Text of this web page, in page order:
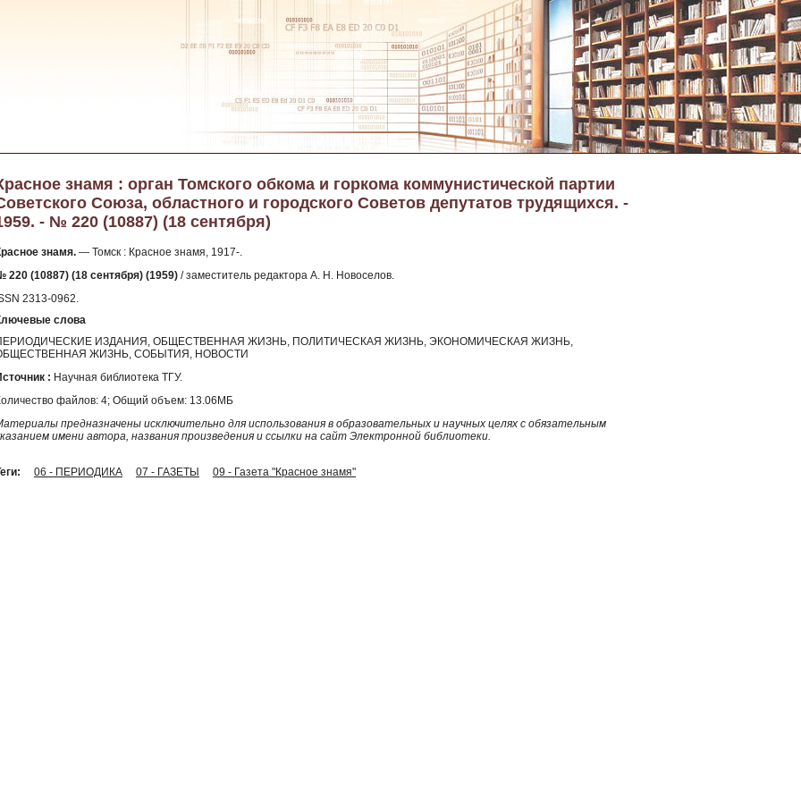
знамя : орган Томского обкома и горкома коммунистической партии
Союза, областного и городского Советов депутатов трудящихся. -
- № 220 (10887) (18 сентября)
знамя. — Томск : Красное знамя, 1917-.
220 (10887) (18 сентября) (1959) / заместитель редактора А. Н. Новоселов.
2313-0962.
слова
ИЗДАНИЯ, ОБЩЕСТВЕННАЯ ЖИЗНЬ, ПОЛИТИЧЕСКАЯ ЖИЗНЬ, ЭКОНОМИЧЕСКАЯ ЖИЗНЬ,
ЖИЗНЬ, СОБЫТИЯ, НОВОСТИ
: Научная библиотека ТГУ.
файлов: 4; Общий объем: 13.06МБ
предназначены исключительно для использования в образовательных и научных целях с обязательным
имени автора, названия произведения и ссылки на сайт Электронной библиотеки.
06 - ПЕРИОДИКА 07 - ГАЗЕТЫ 09 - Газета "Красное знамя"